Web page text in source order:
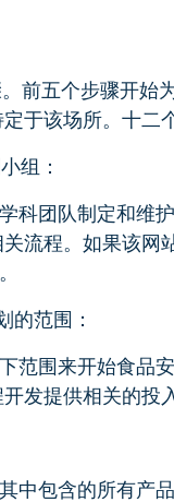
前五个步骤开
于该场所。十二
组：
科团队制定和维
流程。如果该
的范围：
范围来开始食品
发提供相关的投
中包含的所有产